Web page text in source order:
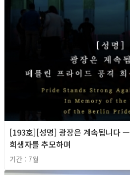
[193호][성명] 광장은 계속됩니다 —
희생자를 추모하며
기간 : 7월